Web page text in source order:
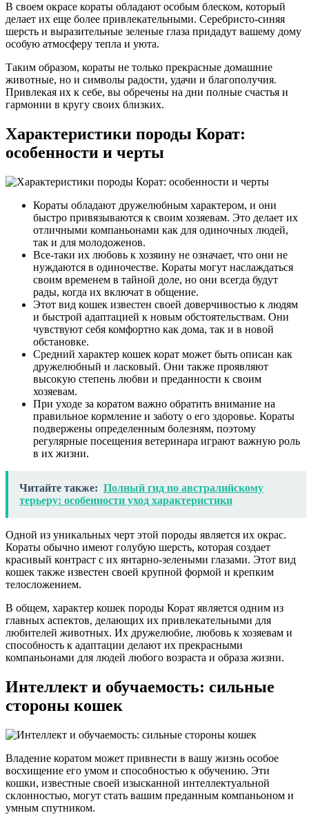
В своем окрасе кораты обладают особым блеском, который
делает их еще более привлекательными. Серебристо-синяя
шерсть и выразительные зеленые глаза придадут вашему дому
особую атмосферу тепла и уюта.
Таким образом, кораты не только прекрасные домашние
животные, но и символы радости, удачи и благополучия.
Привлекая их к себе, вы обречены на дни полные счастья и
гармонии в кругу своих близких.
Характеристики породы Корат:
особенности и черты
Кораты обладают дружелюбным характером, и они
быстро привязываются к своим хозяевам. Это делает их
отличными компаньонами как для одиночных людей,
так и для молодоженов.
Все-таки их любовь к хозяину не означает, что они не
нуждаются в одиночестве. Кораты могут наслаждаться
своим временем в тайной доле, но они всегда будут
рады, когда их включат в общение.
Этот вид кошек известен своей доверчивостью к людям
и быстрой адаптацией к новым обстоятельствам. Они
чувствуют себя комфортно как дома, так и в новой
обстановке.
Средний характер кошек корат может быть описан как
дружелюбный и ласковый. Они также проявляют
высокую степень любви и преданности к своим
хозяевам.
При уходе за коратом важно обратить внимание на
правильное кормление и заботу о его здоровье. Кораты
подвержены определенным болезням, поэтому
регулярные посещения ветеринара играют важную роль
в их жизни.
Читайте также: Полный гид по австралийскому
терьеру: особенности уход характеристики
Одной из уникальных черт этой породы является их окрас.
Кораты обычно имеют голубую шерсть, которая создает
красивый контраст с их янтарно-зелеными глазами. Этот вид
кошек также известен своей крупной формой и крепким
телосложением.
В общем, характер кошек породы Корат является одним из
главных аспектов, делающих их привлекательными для
любителей животных. Их дружелюбие, любовь к хозяевам и
способность к адаптации делают их прекрасными
компаньонами для людей любого возраста и образа жизни.
Интеллект и обучаемость: сильные
стороны кошек
Владение коратом может привнести в вашу жизнь особое
восхищение его умом и способностью к обучению. Эти
кошки, известные своей изысканной интеллектуальной
склонностью, могут стать вашим преданным компаньоном и
умным спутником.